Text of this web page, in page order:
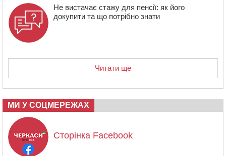
Не вистачає стажу для пенсії: як його
докупити та що потрібно знати
Читати ще
МИ У СОЦМЕРЕЖАХ
Сторінка Facebook